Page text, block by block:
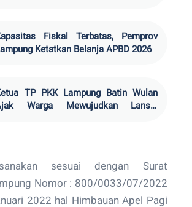
Fiskal Terbatas, Pemprov
Ketatkan Belanja APBD 2026
TP PKK Lampung Batin Wulan
Warga Mewujudkan Lansia
sesuai dengan Surat
Nomor : 800/0033/07/2022
2022 hal Himbauan Apel Pagi